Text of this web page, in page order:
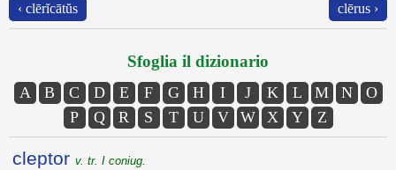
‹ clērĭcātŭs clērus ›
Sfoglia il dizionario
A B C D E F G H I J K L M N
O
P
Q R S T U V W X Y Z
cleptor v. tr. I coniug.